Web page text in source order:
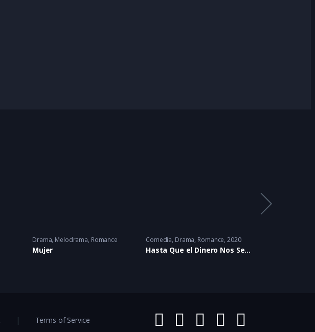
Drama, Melodrama, Romance
Mujer
Comedia, Drama, Romance 2020
Hasta Que el Dinero Nos Separe
Terms of Service